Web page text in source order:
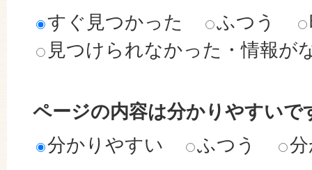
すぐ見つかった
ふつう
見つけられなかった・情報が
ページの内容は分かりやすいで
分かりやすい
ふつう